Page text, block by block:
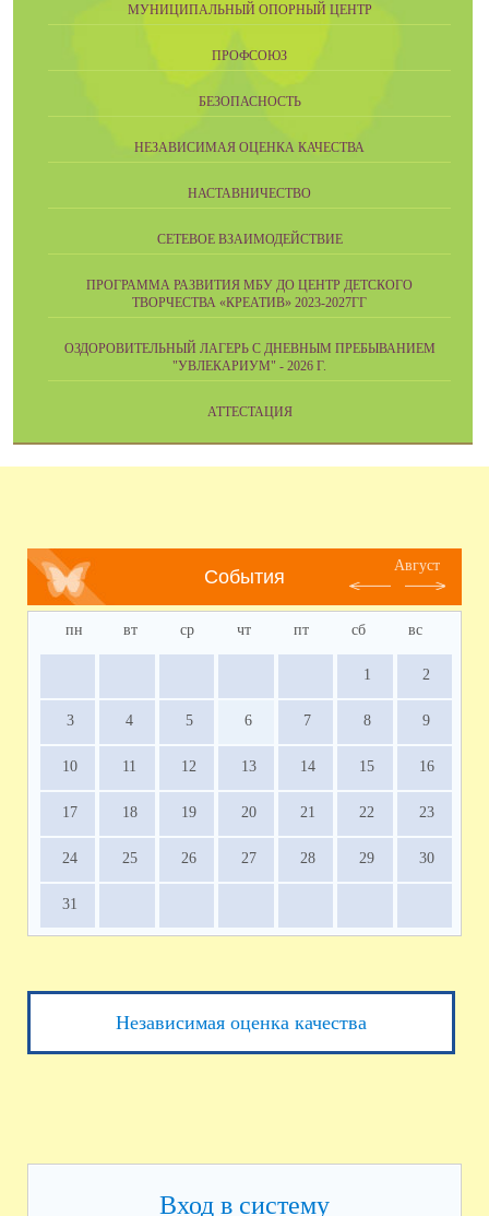
МУНИЦИПАЛЬНЫЙ ОПОРНЫЙ ЦЕНТР
ПРОФСОЮЗ
БЕЗОПАСНОСТЬ
НЕЗАВИСИМАЯ ОЦЕНКА КАЧЕСТВА
НАСТАВНИЧЕСТВО
СЕТЕВОЕ ВЗАИМОДЕЙСТВИЕ
ПРОГРАММА РАЗВИТИЯ МБУ ДО ЦЕНТР ДЕТСКОГО
ТВОРЧЕСТВА «КРЕАТИВ» 2023-2027ГГ
ОЗДОРОВИТЕЛЬНЫЙ ЛАГЕРЬ С ДНЕВНЫМ ПРЕБЫВАНИЕМ
"УВЛЕКАРИУМ" - 2026 Г.
АТТЕСТАЦИЯ
События
Август
пн вт ср чт пт сб вс
1 2
3 4 5 6 7 8 9
10 11 12 13 14 15 16
17 18 19 20 21 22 23
24 25 26 27 28 29 30
31
Независимая оценка качества
Вход в систему